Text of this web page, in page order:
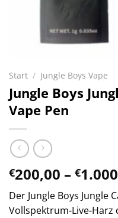
Start / Jungle Boys Vape
Jungle Boys
Vape Pen
€200,00 – €
Der Jungle Boys Jungle
Vollspektrum-Live-Harz